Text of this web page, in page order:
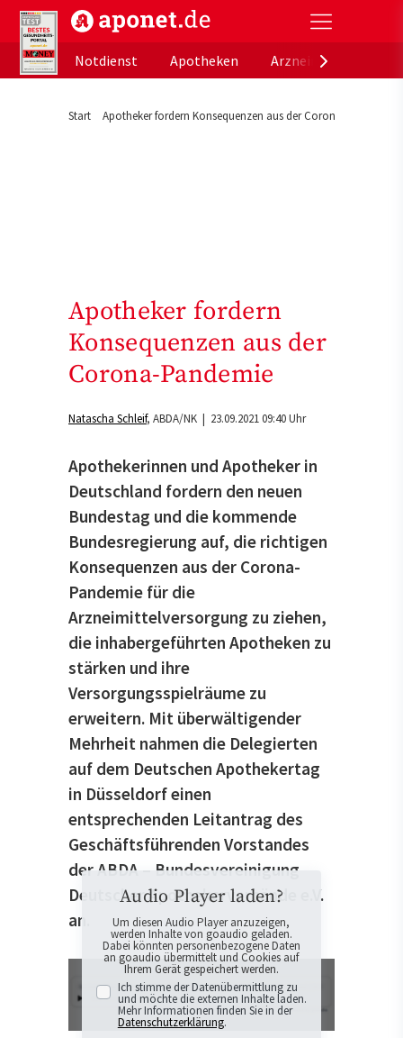
aponet.de - Das offizielle Gesundheitsportal der
Notdienst
Apotheken
Start Apotheker fordern Konsequenzen aus der Corona-Pandemie
Apotheker fordern
Konsequenzen aus der
Corona-Pandemie
Natascha Schleif ABDA/NK | 23.09.2021 09:40 Uhr
Apothekerinnen und Apotheker in
Deutschland fordern den neuen
Bundestag und die kommende
Bundesregierung auf, die richtigen
Konsequenzen aus der Corona-
Pandemie für die
Arzneimittelversorgung zu ziehen,
die inhabergeführten Apotheken zu
stärken und ihre
Versorgungsspielräume zu
erweitern. Mit überwältigender
Mehrheit nahmen die Delegierten
auf dem Deutschen Apothekertag
in Düsseldorf einen
entsprechenden Leitantrag des
Geschäftsführenden Vorstandes
der ABDA – Bundesvereinigung
Deutscher Apothekerverbände e.V.
an.
Audio Player laden?
Um diesen Audio Player anzuzeigen,
werden Inhalte von goaudio geladen.
Dabei könnten personenbezogene Daten
an goaudio übermittelt und Cookies auf
Ihrem Gerät gespeichert werden.
Ich stimme der Datenübermittlung zu
und möchte die externen Inhalte laden.
Mehr Informationen finden Sie in der
Datenschutzerklärung.